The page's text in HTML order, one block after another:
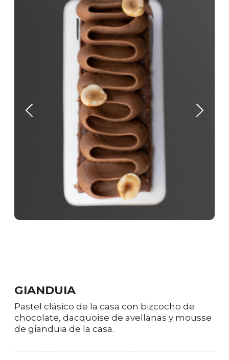
Previous Next
GIANDUIA
Pastel clásico de la casa con bizcocho de
chocolate, dacquoise de avellanas y mousse
de gianduia de la casa.